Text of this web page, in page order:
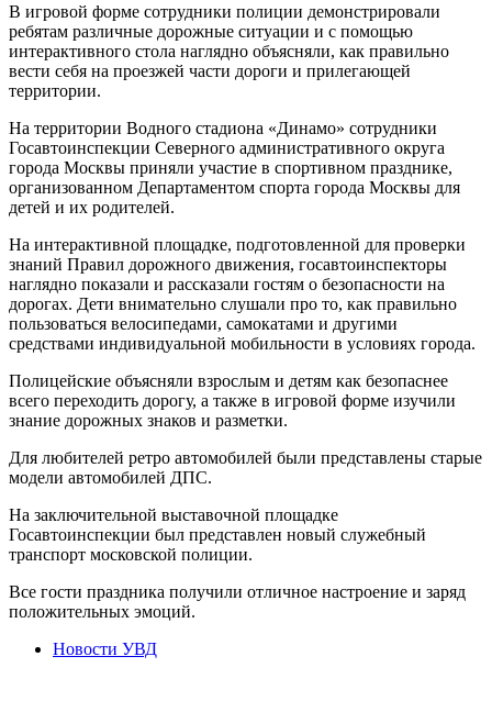
В игровой форме сотрудники полиции демонстрировали
ребятам различные дорожные ситуации и с помощью
интерактивного стола наглядно объясняли, как правильно
вести себя на проезжей части дороги и прилегающей
территории.
На территории Водного стадиона «Динамо» сотрудники
Госавтоинспекции Северного административного округа
города Москвы приняли участие в спортивном празднике,
организованном Департаментом спорта города Москвы для
детей и их родителей.
На интерактивной площадке, подготовленной для проверки
знаний Правил дорожного движения, госавтоинспекторы
наглядно показали и рассказали гостям о безопасности на
дорогах. Дети внимательно слушали про то, как правильно
пользоваться велосипедами, самокатами и другими
средствами индивидуальной мобильности в условиях города.
Полицейские объясняли взрослым и детям как безопаснее
всего переходить дорогу, а также в игровой форме изучили
знание дорожных знаков и разметки.
Для любителей ретро автомобилей были представлены старые
модели автомобилей ДПС.
На заключительной выставочной площадке
Госавтоинспекции был представлен новый служебный
транспорт московской полиции.
Все гости праздника получили отличное настроение и заряд
положительных эмоций.
Новости УВД